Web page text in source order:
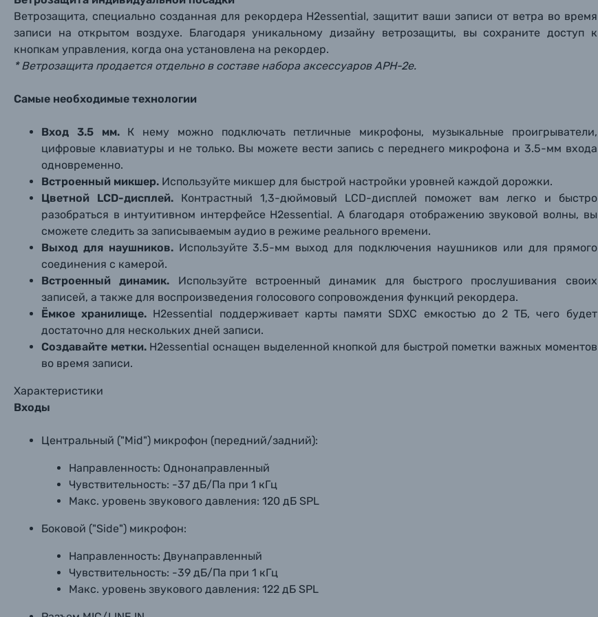
Ветрозащита, специально созданная для рекордера H2essential, защитит ваши записи от ветра во время
записи на открытом воздухе. Благодаря уникальному дизайну ветрозащиты, вы сохраните доступ к
кнопкам управления, когда она установлена на рекордер.
* Ветрозащита продается отдельно в составе набора аксессуаров APH-2e.
Самые необходимые технологии
Вход 3.5 мм.К нему можно подключать петличные микрофоны, музыкальные проигрыватели,
цифровые клавиатуры и не только. Вы можете вести запись с переднего микрофона и 3.5-мм входа
одновременно.
Встроенный микшер. Используйте микшер для быстрой настройки уровней каждой дорожки.
Цветной LCD-дисплей. Контрастный 1,3-дюймовый LCD-дисплей поможет вам легко и быстро
разобраться в интуитивном интерфейсе H2essential. А благодаря отображению звуковой волны, вы
сможете следить за записываемым аудио в режиме реального времени.
Выход для наушников.Используйте 3.5-мм выход для подключения наушников или для прямого
соединения с камерой.
Встроенный динамик. Используйте встроенный динамик для быстрого прослушивания своих
записей, а также для воспроизведения голосового сопровождения функций рекордера.
Ёмкое хранилище. H2essential поддерживает карты памяти SDXC емкостью до 2 ТБ, чего будет
достаточно для нескольких дней записи.
Создавайте метки. H2essential оснащен выделенной кнопкой для быстрой пометки важных моментов
во время записи.
Характеристики
Входы
Центральный ("Mid") микрофон (передний/задний):
Направленность: Однонаправленный
Чувствительность: -37 дБ/Па при 1 кГц
Макс. уровень звукового давления: 120 дБ SPL
Боковой ("Side") микрофон:
Направленность: Двунаправленный
Чувствительность: -39 дБ/Па при 1 кГц
Макс. уровень звукового давления: 122 дБ SPL